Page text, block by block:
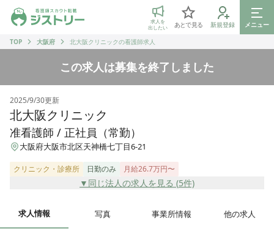
ジストリー 看護師の転職マッチング
求人を
出したい
あとで見る 新規登録
メニュー
TOP
大阪府 北大阪クリニックの看護師求人
この求人は募集を終了しました
2025/9/30更新
北大阪クリニック
准看護師 / 正社員（常勤）
大阪府大阪市北区天神橋七丁目6-21
クリニック・診療所 日勤のみ 月給26.7万円〜
▼同じ法人の求人を見る (5件)
求人情報 写真 事業所情報 他の求人